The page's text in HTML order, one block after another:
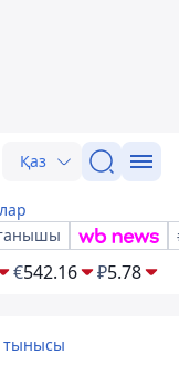
Қаз
€542.16 ₽5.78
тынысы